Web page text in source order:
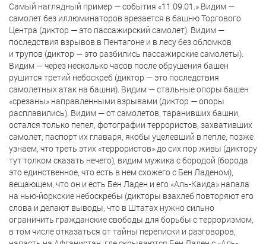
Самый наглядный пример — события «11.09.01.» Видим —
самолет без иллюминаторов врезается в башню Торгового
Центра (диктор — это пассажирский самолет). Видим —
последствия взрывов в Пентагоне и в лесу без обломков
и трупов (диктор — это разбились пассажирские самолеты).
Видим — через несколько часов после обрушения башен
рушится третий небоскреб (диктор — это последствия
самолетных атак на башни). Видим — стальные опоры башен
«срезаны» направленными взрывами (диктор — опоры
расплавились). Видим — от самолетов, таранивших башни,
остался только пепел, фотографии террористов, захвативших
самолет, паспорт их главаря, якобы уцелевший в пепле, позже
узнаем, что треть этих «террористов» до сих пор живы (диктору
тут толком сказать нечего), видим мужика с бородой (борода
это единственное, что есть в нем схожего с Бен Ладеном),
вещающем, что он и есть Бен Ладен и его «Аль-Каида» напала
на нью-йоркские небоскребы (дикторы взахлеб повторяют его
слова и делают выводы, что в Штатах нужно сильно
ограничить гражданские свободы для борьбы с терроризмом,
в том числе отказаться от тайны переписки и разговоров,